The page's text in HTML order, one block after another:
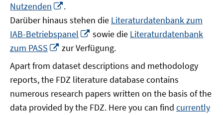
Nutzenden
neuem
Fenster
öffnen
.
Darüber hinaus stehen die Literaturdatenbank zum
IAB-Betriebspanel
In
neuem
Fenster
öffnen
sowie die Literaturdatenbank
zum PASS
In
Fenster
öffnen
zur Verfügung.
Apart from dataset descriptions and methodology
reports, the FDZ literature database contains
numerous research papers written on the basis of the
data provided by the FDZ. Here you can find currently